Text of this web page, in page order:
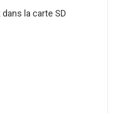
la carte SD